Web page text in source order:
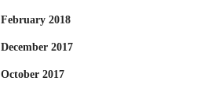
February 2018
December 2017
October 2017